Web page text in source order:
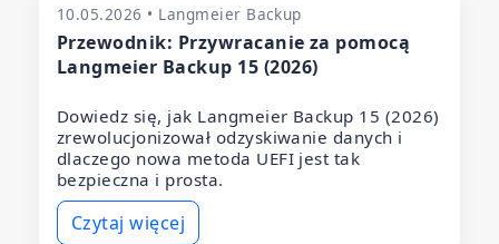
10.05.2026 • Langmeier Backup
Przewodnik: Przywracanie za pomocą
Langmeier Backup 15 (2026)
Dowiedz się, jak Langmeier Backup 15 (2026)
zrewolucjonizował odzyskiwanie danych i
dlaczego nowa metoda UEFI jest tak
bezpieczna i prosta.
Czytaj więcej